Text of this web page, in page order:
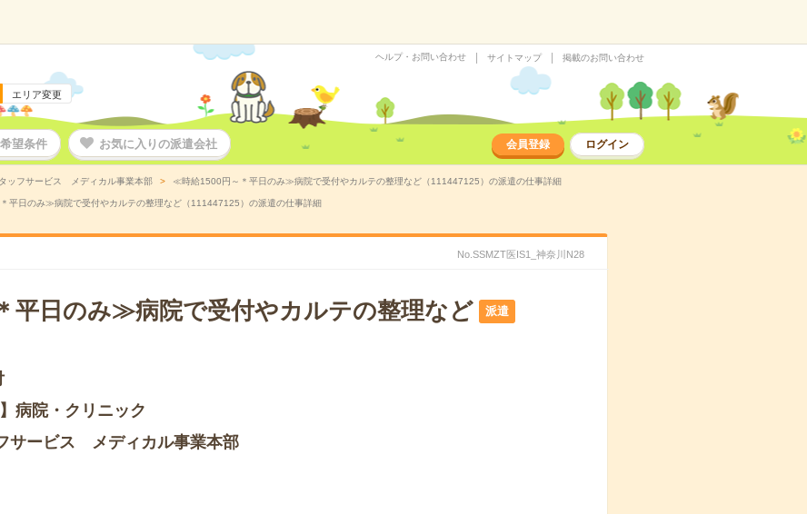
エリア変更
ヘルプ・お問い合わせ サイトマップ 掲載のお問い合わせ
望条件 お気に入りの派遣会社 会員登録 ログイン
ッフサービス メディカル事業本部 ≪時給1500円～＊平日のみ≫病院で受付やカルテの整理など（111447125）の派遣の仕事詳細
平日のみ≫病院で受付やカルテの整理など（111447125）の派遣の仕事詳細
No.SSMZT医IS1_神奈川N28
平日のみ≫病院で受付やカルテの整理など 派遣
病院・クリニック
サービス メディカル事業本部